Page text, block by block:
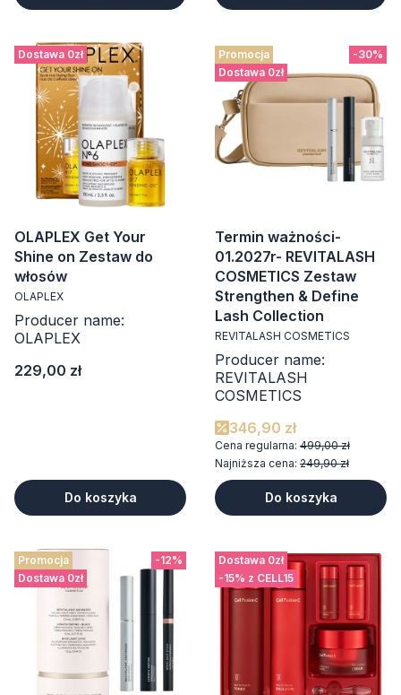
Dostawa 0zł
OLAPLEX Get Your
Shine on Zestaw do
włosów
OLAPLEX
Producer name:
OLAPLEX
Cena
229,00 zł
Do koszyka
-30%
Promocja
Dostawa 0zł
Termin ważności-
01.2027r- REVITALASH
COSMETICS Zestaw
Strengthen & Define
Lash Collection
REVITALASH COSMETICS
Producer name:
REVITALASH
COSMETICS
346,90 zł
Cena regularna: 499,00 zł
Najniższa cena: 249,90 zł
Do koszyka
-12%
Promocja
Dostawa 0zł
Dostawa 0zł
-15% z CELL15